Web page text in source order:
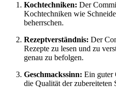
Kochtechniken: Der
Kochtechniken wie
beherrschen.
Rezeptverständnis: Der
Rezepte zu lesen und zu
genau zu befolgen.
Geschmackssinn: Ein guter
die Qualität der zubereiteten